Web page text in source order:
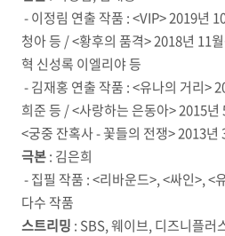
- 이정림 연출 작품 : <VIP> 2019년
청아 등 / <황후의 품격> 2018년 11
혁 신성록 이엘리야 등
- 김재홍 연출 작품 : <유나의 거리>
희준 등 / <사랑하는 은동아> 2015
<궁중 잔혹사 - 꽃들의 전쟁> 2013년
극본: 김은희
- 집필 작품 : <리바운드>, <싸인>, <
다수 작품
스트리밍 : SBS, 웨이브, 디즈니플러